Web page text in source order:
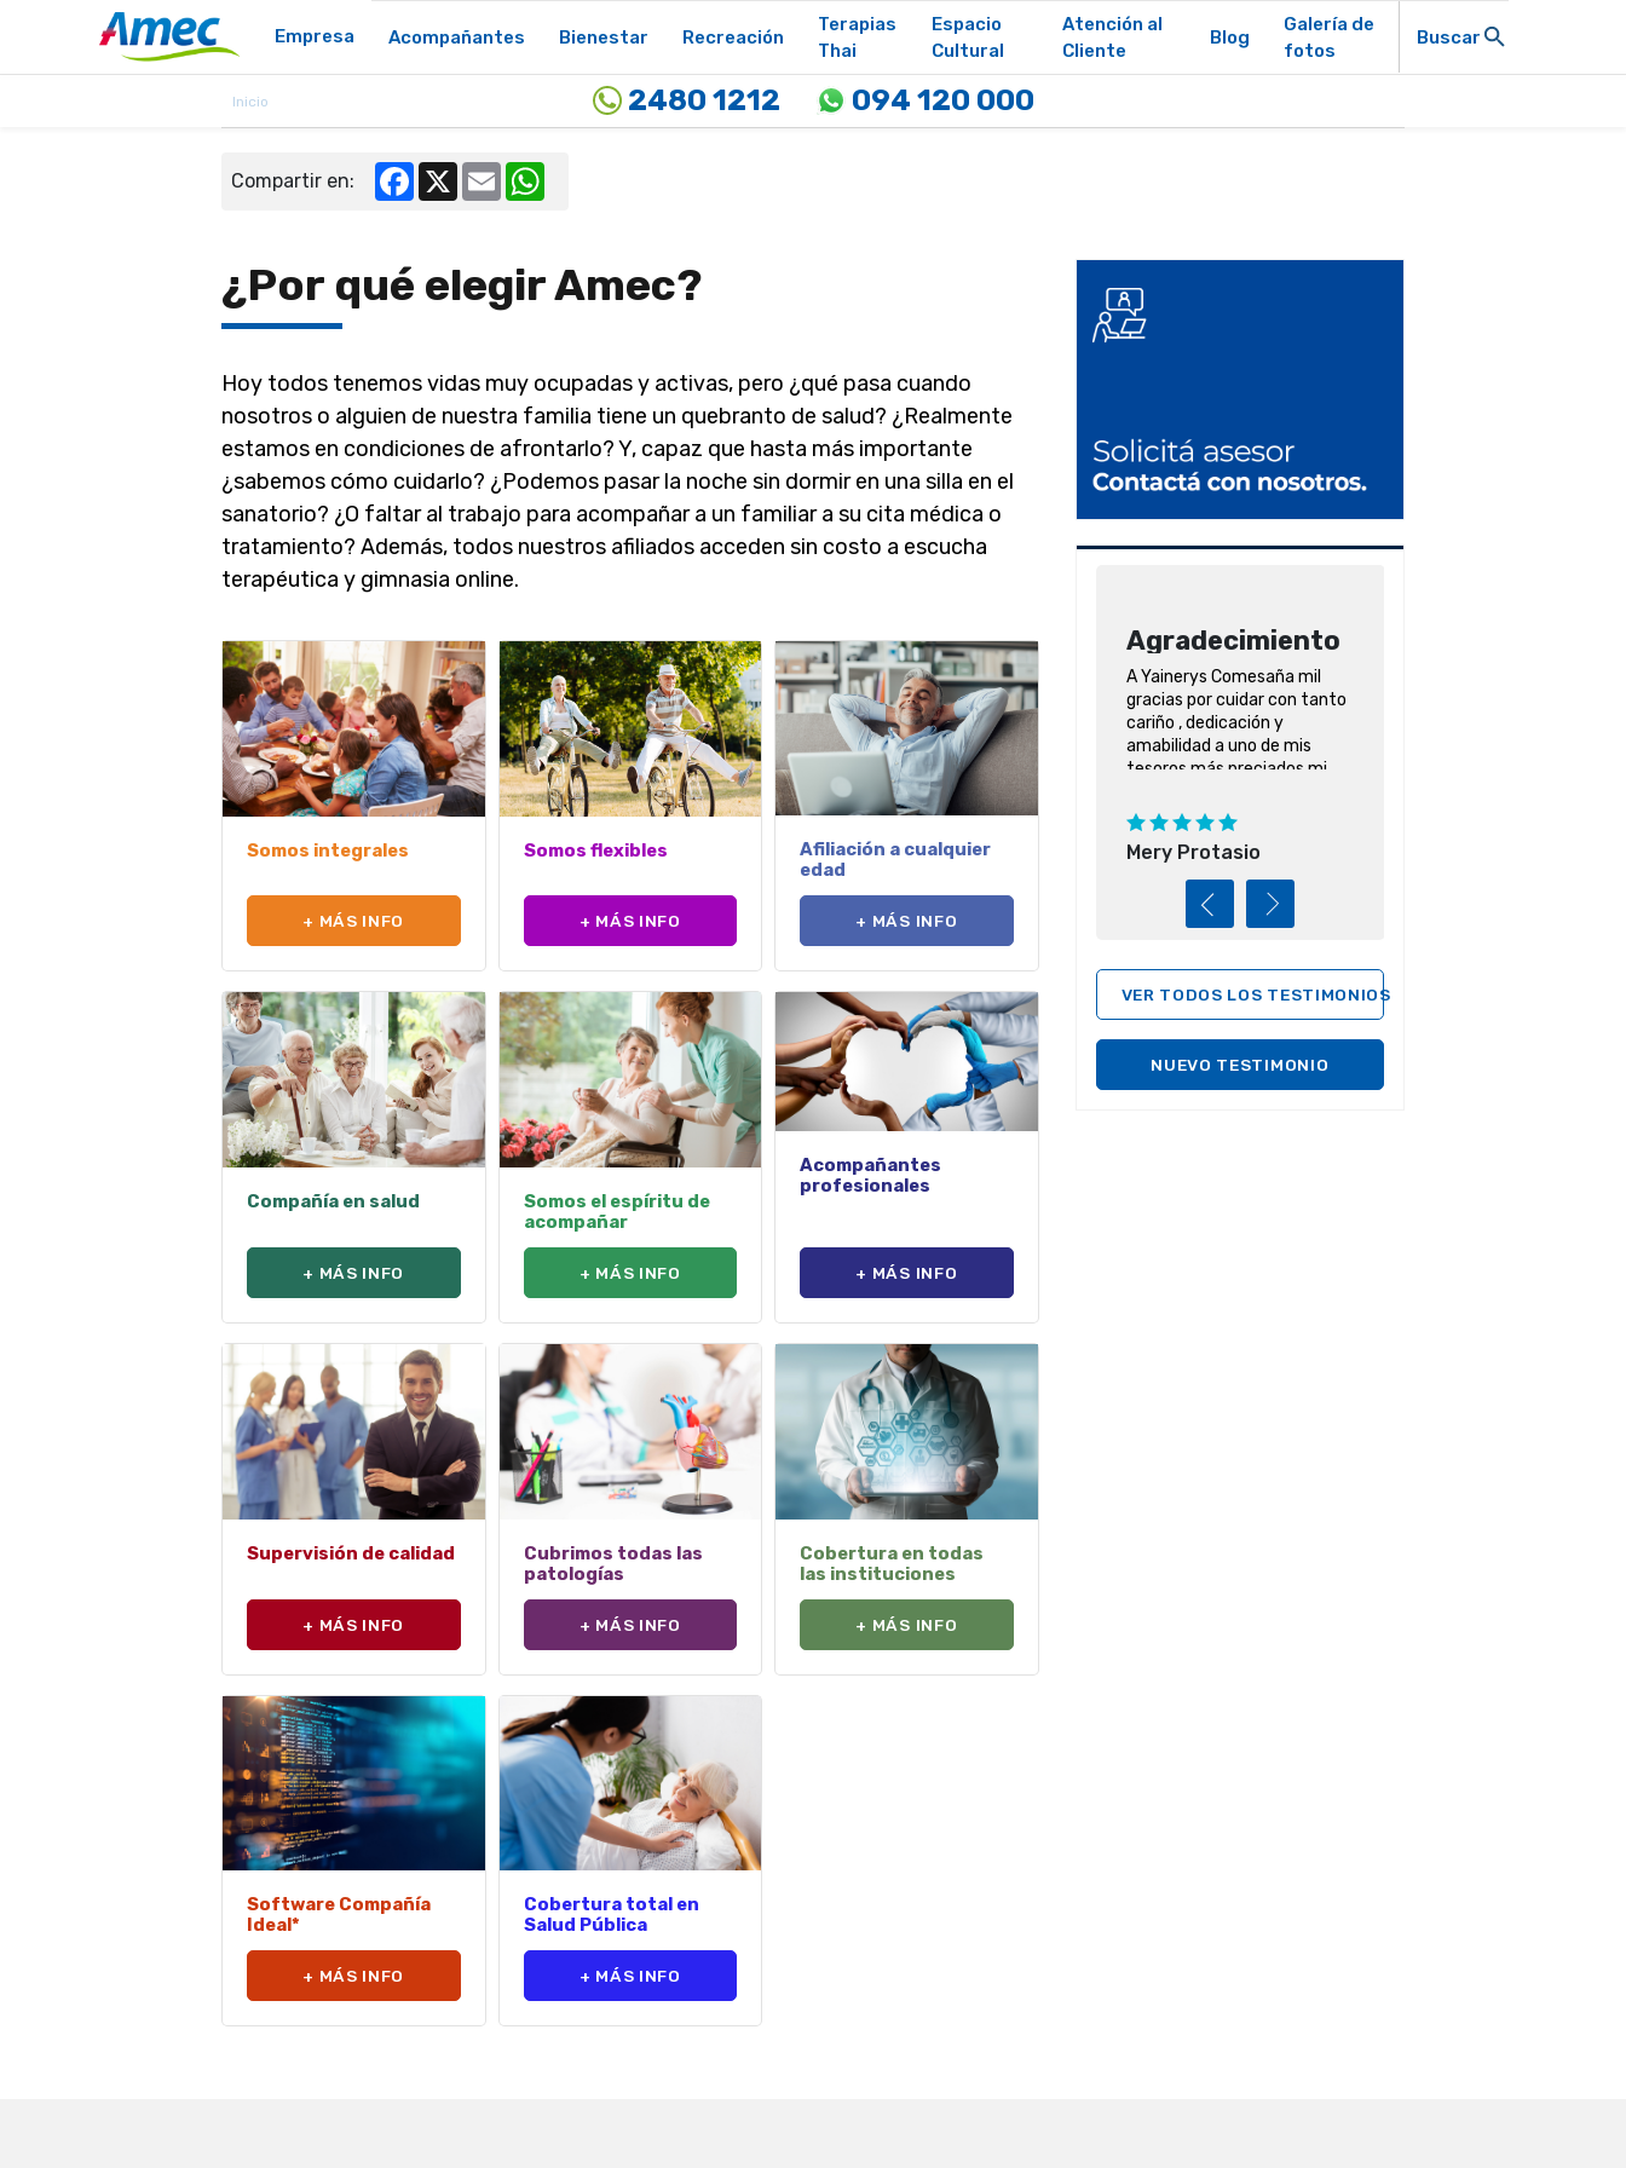
Empresa Acompañantes Bienestar Recreación
Terapias
Thai
Espacio
Cultural
Atención al
Cliente
Blog
Galería de
fotos
Buscar
2480 1212 094 120 000
Inicio
Compartir en: Facebook
X Email
¿Por qué elegir Amec?
Hoy todos tenemos vidas muy ocupadas y activas, pero ¿qué pasa cuando
nosotros o alguien de nuestra familia tiene un quebranto de salud? ¿Realmente
estamos en condiciones de afrontarlo? Y, capaz que hasta más importante
¿sabemos cómo cuidarlo? ¿Podemos pasar la noche sin dormir en una silla en el
sanatorio? ¿O faltar al trabajo para acompañar a un familiar a su cita médica o
tratamiento? Además, todos nuestros afiliados acceden sin costo a escucha
terapéutica y gimnasia online.
Somos integrales
+ MÁS INFO
Somos flexibles
+ MÁS INFO
Afiliación a cualquier
edad
+ MÁS INFO
Compañía en salud
+ MÁS INFO
Somos el espíritu de
acompañar
+ MÁS INFO
Acompañantes
profesionales
+ MÁS INFO
Supervisión de calidad
+ MÁS INFO
Cubrimos todas las
patologías
+ MÁS INFO
Cobertura en todas
las instituciones
+ MÁS INFO
Software Compañía
Ideal*
+ MÁS INFO
Cobertura total en
Salud Pública
+ MÁS INFO
Agradecimiento
A Yainerys Comesaña mil
gracias por cuidar con tanto
cariño , dedicación y
amabilidad a uno de mis
tesoros más preciados mi
también a la empresa
siempre presente Desde ya
muy agradecida toda la
familia .
Mery Protasio
VER TODOS LOS TESTIMONIOS
NUEVO TESTIMONIO